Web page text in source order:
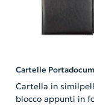
Cartelle
Cartella in
blocco appunti in